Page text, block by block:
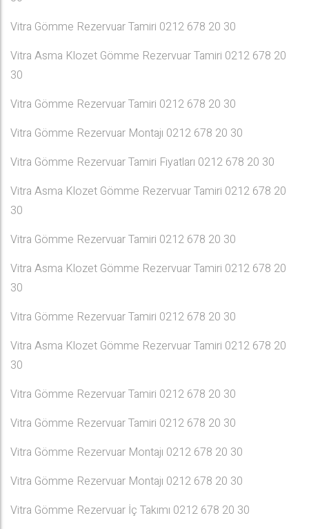
Vitra Gömme Rezervuar Tamiri 0212 678 20 30
Vitra Asma Klozet Gömme Rezervuar Tamiri 0212 678 20
30
Vitra Gömme Rezervuar Tamiri 0212 678 20 30
Vitra Gömme Rezervuar Montajı 0212 678 20 30
Vitra Gömme Rezervuar Tamiri Fiyatları 0212 678 20 30
Vitra Asma Klozet Gömme Rezervuar Tamiri 0212 678 20
30
Vitra Gömme Rezervuar Tamiri 0212 678 20 30
Vitra Asma Klozet Gömme Rezervuar Tamiri 0212 678 20
30
Vitra Gömme Rezervuar Tamiri 0212 678 20 30
Vitra Asma Klozet Gömme Rezervuar Tamiri 0212 678 20
30
Vitra Gömme Rezervuar Tamiri 0212 678 20 30
Vitra Gömme Rezervuar Tamiri 0212 678 20 30
Vitra Gömme Rezervuar Montajı 0212 678 20 30
Vitra Gömme Rezervuar Montajı 0212 678 20 30
Vitra Gömme Rezervuar İç Takımı 0212 678 20 30